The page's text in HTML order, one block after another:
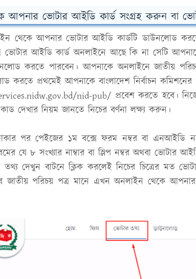
আপনার ভোটার আইডি কার্ড সংগ্রহ করুন বা
থেকে আপনার ভোটার আইডি কার্ডটি ডাউনলোড
ভোটার আইডি কার্ড অনলাইনে আছে কি না সেটি
করতে পারবেন। আপনাকে অনলাইনে জাতীয়
করতে প্রথমেই আপনাকে বাংলাদেশ নির্বাচন
nid-pub/ প্রবেশ করতে হবে।
দেখার নিয়ম জানতে নিচের বর্ণনা লক্ষ্য করুন।
পর পেইজের ১ম বক্সে ফরম নম্বর বা এনআইডি
যে ৮ সংখ্যার নাম্বার বা স্লিপ নম্বর অথবা ভোটার
দেখুন বাটনে ক্লিক করলেই নিচের চিত্রের মত
জাতীয় পরিচয় পত্র মানে এখন অনলাইন থেকে